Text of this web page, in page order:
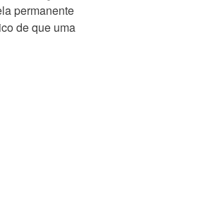
permanente
de que uma